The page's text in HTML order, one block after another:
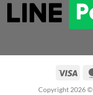
Copyright 2026 ©